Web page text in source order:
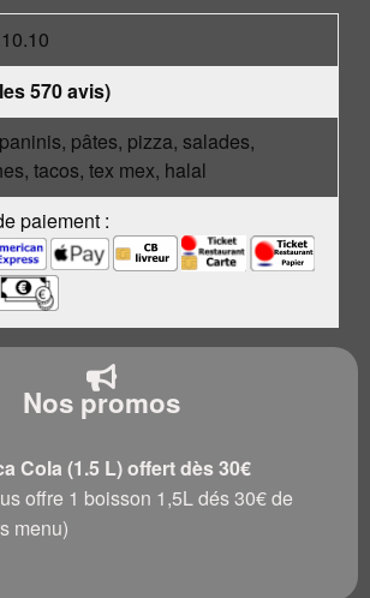
570 avis)
pâtes, pizza, salades,
tacos, tex mex, halal
paiement :
Nos promos
Cola (1.5 L) offert dès 30€
offre 1 boisson 1,5L dés 30€ de
menu)